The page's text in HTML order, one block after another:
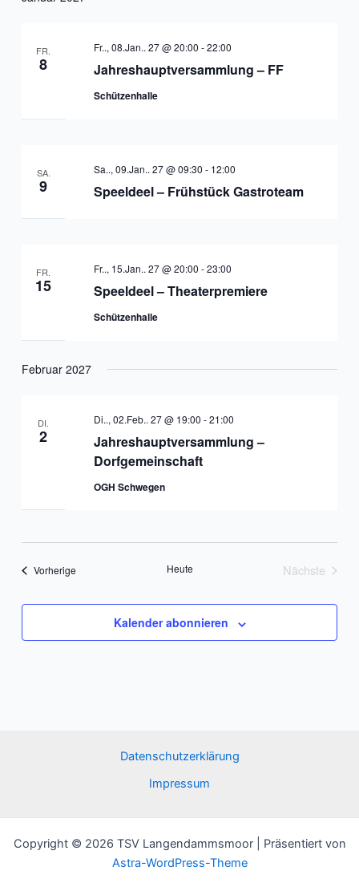
FR.
8 Jahreshauptversammlung – FF
Fr.., 08.Jan.. 27 @ 20:00 -22:00
Schützenhalle
SA.
9 Speeldeel – Frühstück Gastroteam
Sa.., 09.Jan.. 27 @ 09:30 - 12:00
FR.
15 Speeldeel – Theaterpremiere
Fr.., 15.Jan.. 27 @ 20:00 -23:00
Schützenhalle
Februar 2027
DI.
2
Jahreshauptversammlung –
Dorfgemeinschaft
Di.., 02.Feb.. 27 @ 19:00 -21:00
OGH Schwegen
Vorherige Heute
Nächste
Kalender abonnieren
Datenschutzerklärung
Impressum
Copyright © 2026 TSV Langendammsmoor | Präsentiert von
Astra-WordPress-Theme